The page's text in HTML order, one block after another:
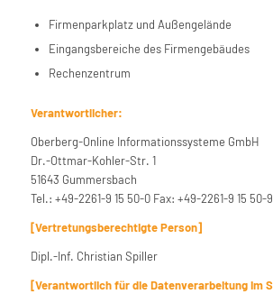
Firmenparkplatz und Außengelände
Eingangsbereiche des Firmengebäudes
Rechenzentrum
Verantwortlicher:
Oberberg-Online Informationssysteme GmbH
Dr.-Ottmar-Kohler-Str. 1
51643 Gummersbach
Tel.: +49-2261-9 15 50-0 Fax: +49-2261-9 15 50-
[Vertretungsberechtigte Person]
Dipl.-Inf. Christian Spiller
[Verantwortlich für die Datenverarbeitung im